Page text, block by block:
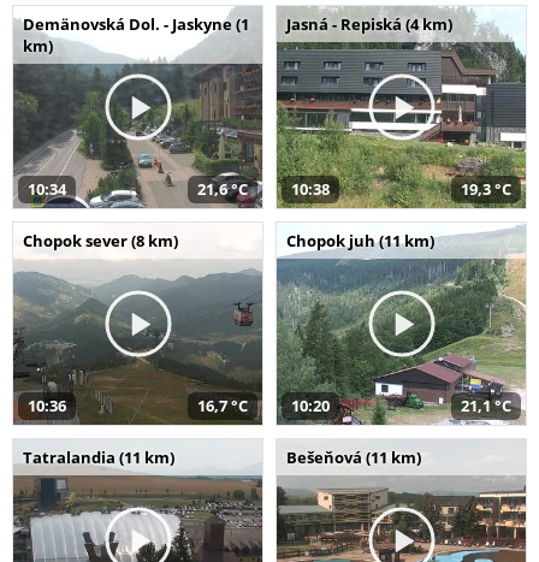
Demänovská Dol. - Jaskyne (1
km)
10:34 21,6 °C
Jasná - Repiská (4 km)
10:38 19,3 °C
Chopok sever (8 km)
10:36 16,7 °C
Chopok juh (11 km)
10:20 21,1 °C
Tatralandia (11 km) Bešeňová (11 km)